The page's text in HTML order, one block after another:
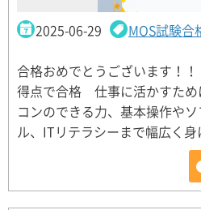
2025-06-29 MOS試験合
合格おめでとうございます！
得点で合格 仕事に活かすた
コンのできる力、基本操作や
ル、ITリテラシーまで幅広く